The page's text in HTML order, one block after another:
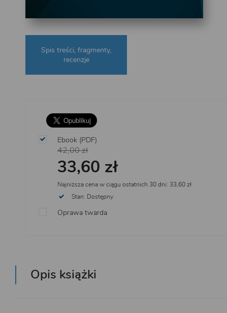
Spis treści, fragmenty,
recenzje
Ebook (PDF)
42,00 zł
33,60 zł
Najniższa cena w ciągu ostatnich 30 dni: 33,60 zł
Stan: Dostępny
Oprawa twarda
Opis książki